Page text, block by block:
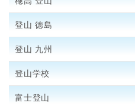
登山 徳島
登山 九州
登山学校
富士登山